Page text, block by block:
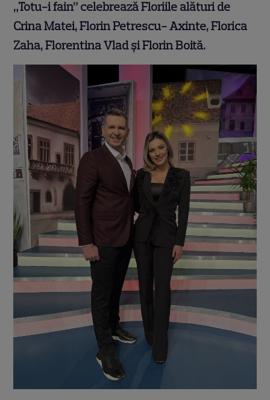
„Totu-i fain” celebrează Floriile alături de
Crina Matei, Florin Petrescu- Axinte, Florica
Zaha, Florentina Vlad și Florin Boită.